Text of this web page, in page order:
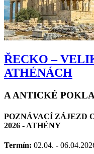
ŘECKO –
ATHÉNÁCH
A ANTICKÉ
POZNÁVACÍ ZÁJEZD
2026 - ATHÉNY
Termín: 02.04. -